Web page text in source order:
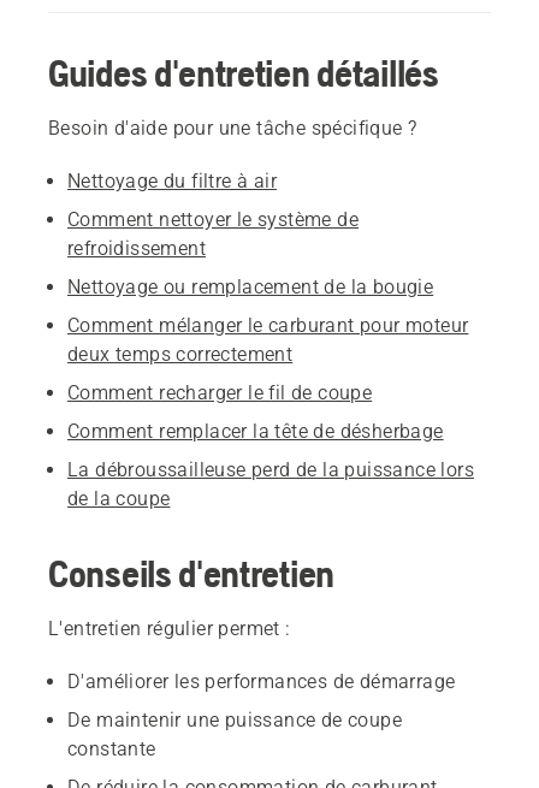
Guides d'entretien détaillés
Besoin d'aide pour une tâche spécifique ?
Nettoyage du filtre à air
Comment nettoyer le système de
refroidissement
Nettoyage ou remplacement de la bougie
Comment mélanger le carburant pour moteur
deux temps correctement
Comment recharger le fil de coupe
Comment remplacer la tête de désherbage
La débroussailleuse perd de la puissance lors
de la coupe
Conseils d'entretien
L'entretien régulier permet :
D'améliorer les performances de démarrage
De maintenir une puissance de coupe
constante